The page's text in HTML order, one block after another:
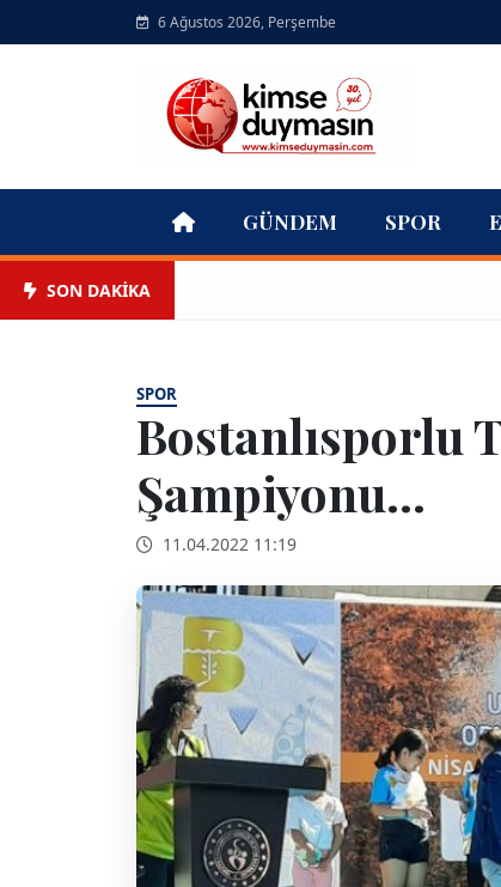
6 Ağustos 2026, Perşembe
GÜNDEM SPOR
SON DAKİKA
SPOR
Bostanlısporlu
Şampiyonu...
11.04.2022 11:19